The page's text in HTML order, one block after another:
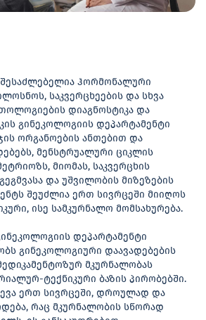
ჰორმონალური
საკვერცხეების და სხვა
დიაგნოსტიკა და
გინეკოლოგიის დეპარტამენტი
ორგანოების ანთებით და
მენსტრუალური ციკლის
მიომას, საკვერცხის
და უშვილობის მიზეზების
შეუძლია ერთ სივრცეში მიიღოს
ისე სამკურნალო მომსახურება.
დეპარტამენტი
გინეკოლოგიური დაავადებების
მკურნალობას
ტექნიკური ბაზის პირობებში.
ერთ სივრცეში, დროულად და
რაც მკურნალობის სწორად